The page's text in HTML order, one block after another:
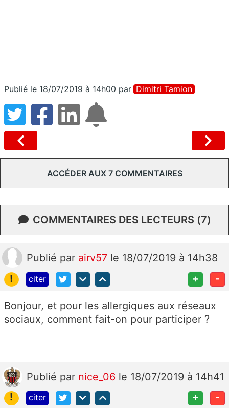
Publié le 18/07/2019 à 14h00 par Dimitri Tamion
ACCÉDER AUX 7 COMMENTAIRES
COMMENTAIRES DES LECTEURS (7)
Publié par airv57 le 18/07/2019 à 14h38
!
citer + -
Bonjour, et pour les allergiques aux réseaux
sociaux, comment fait-on pour participer ?
Publié par nice_06 le 18/07/2019 à 14h41
!
citer + -